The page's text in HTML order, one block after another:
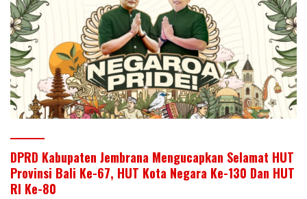
DPRD Kabupaten Jembrana Mengucapkan Selamat HUT
Provinsi Bali Ke-67, HUT Kota Negara Ke-130 Dan HUT
RI Ke-80